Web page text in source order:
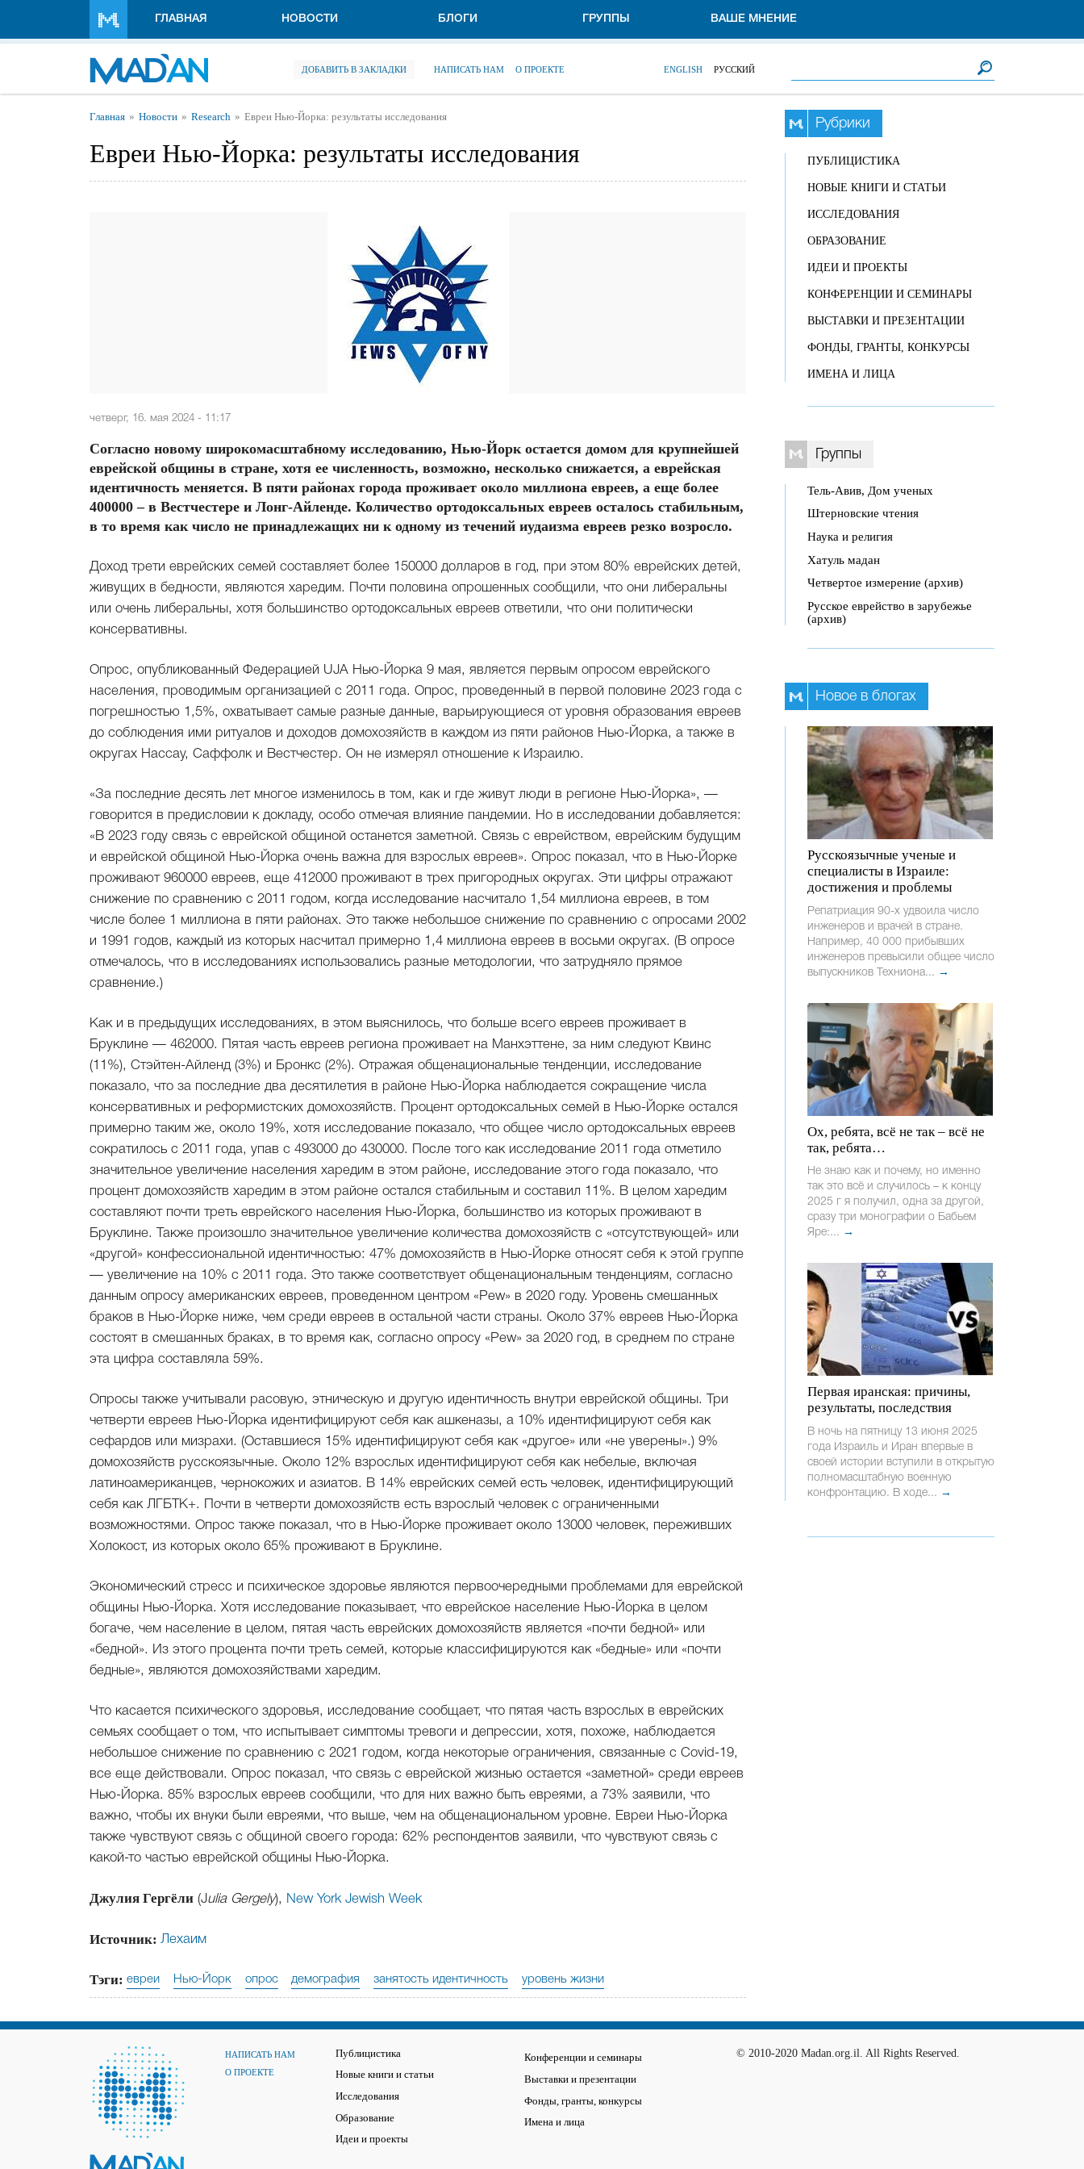
ГЛАВНАЯ НОВОСТИ БЛОГИ ГРУППЫ ВАШЕ МНЕНИЕ
ДОБАВИТЬ В ЗАКЛАДКИ НАПИСАТЬ НАМ О ПРОЕКТЕ ENGLISH РУССКИЙ
Вы здесь
Главная Новости Research Евреи Нью-Йорка: результаты исследования
Евреи Нью-Йорка: результаты исследования
четверг, 16. мая 2024 - 11:17
Согласно новому широкомасштабному исследованию, Нью-Йорк остается домом для крупнейшей
еврейской общины в стране, хотя ее численность, возможно, несколько снижается, а еврейская
идентичность меняется. В пяти районах города проживает около миллиона евреев, а еще более
400000 – в Вестчестере и Лонг-Айленде. Количество ортодоксальных евреев осталось стабильным,
в то время как число не принадлежащих ни к одному из течений иудаизма евреев резко возросло.
Доход трети еврейских семей составляет более 150000 долларов в год, при этом 80% еврейских детей,
живущих в бедности, являются харедим. Почти половина опрошенных сообщили, что они либеральны
или очень либеральны, хотя большинство ортодоксальных евреев ответили, что они политически
консервативны.
Опрос, опубликованный Федерацией UJA Нью-Йорка 9 мая, является первым опросом еврейского
населения, проводимым организацией с 2011 года. Опрос, проведенный в первой половине 2023 года с
погрешностью 1,5%, охватывает самые разные данные, варьирующиеся от уровня образования евреев
до соблюдения ими ритуалов и доходов домохозяйств в каждом из пяти районов Нью-Йорка, а также в
округах Нассау, Саффолк и Вестчестер. Он не измерял отношение к Израилю.
«За последние десять лет многое изменилось в том, как и где живут люди в регионе Нью-Йорка», —
говорится в предисловии к докладу, особо отмечая влияние пандемии. Но в исследовании добавляется:
«В 2023 году связь с еврейской общиной останется заметной. Связь с еврейством, еврейским будущим
и еврейской общиной Нью-Йорка очень важна для взрослых евреев». Опрос показал, что в Нью-Йорке
проживают 960000 евреев, еще 412000 проживают в трех пригородных округах. Эти цифры отражают
снижение по сравнению с 2011 годом, когда исследование насчитало 1,54 миллиона евреев, в том
числе более 1 миллиона в пяти районах. Это также небольшое снижение по сравнению с опросами 2002
и 1991 годов, каждый из которых насчитал примерно 1,4 миллиона евреев в восьми округах. (В опросе
отмечалось, что в исследованиях использовались разные методологии, что затрудняло прямое
сравнение.)
Как и в предыдущих исследованиях, в этом выяснилось, что больше всего евреев проживает в
Бруклине — 462000. Пятая часть евреев региона проживает на Манхэттене, за ним следуют Квинс
(11%), Стэйтен-Айленд (3%) и Бронкс (2%). Отражая общенациональные тенденции, исследование
показало, что за последние два десятилетия в районе Нью-Йорка наблюдается сокращение числа
консервативных и реформистских домохозяйств. Процент ортодоксальных семей в Нью-Йорке остался
примерно таким же, около 19%, хотя исследование показало, что общее число ортодоксальных евреев
сократилось с 2011 года, упав с 493000 до 430000. После того как исследование 2011 года отметило
значительное увеличение населения харедим в этом районе, исследование этого года показало, что
процент домохозяйств харедим в этом районе остался стабильным и составил 11%. В целом харедим
составляют почти треть еврейского населения Нью-Йорка, большинство из которых проживают в
Бруклине. Также произошло значительное увеличение количества домохозяйств с «отсутствующей» или
«другой» конфессиональной идентичностью: 47% домохозяйств в Нью-Йорке относят себя к этой группе
— увеличение на 10% с 2011 года. Это также соответствует общенациональным тенденциям, согласно
данным опросу американских евреев, проведенном центром «Pew» в 2020 году. Уровень смешанных
браков в Нью-Йорке ниже, чем среди евреев в остальной части страны. Около 37% евреев Нью-Йорка
состоят в смешанных браках, в то время как, согласно опросу «Pew» за 2020 год, в среднем по стране
эта цифра составляла 59%.
Опросы также учитывали расовую, этническую и другую идентичность внутри еврейской общины. Три
четверти евреев Нью-Йорка идентифицируют себя как ашкеназы, а 10% идентифицируют себя как
сефардов или мизрахи. (Оставшиеся 15% идентифицируют себя как «другое» или «не уверены».) 9%
домохозяйств русскоязычные. Около 12% взрослых идентифицируют себя как небелые, включая
латиноамериканцев, чернокожих и азиатов. В 14% еврейских семей есть человек, идентифицирующий
себя как ЛГБТК+. Почти в четверти домохозяйств есть взрослый человек с ограниченными
возможностями. Опрос также показал, что в Нью-Йорке проживает около 13000 человек, переживших
Холокост, из которых около 65% проживают в Бруклине.
Экономический стресс и психическое здоровье являются первоочередными проблемами для еврейской
общины Нью-Йорка. Хотя исследование показывает, что еврейское население Нью-Йорка в целом
богаче, чем население в целом, пятая часть еврейских домохозяйств является «почти бедной» или
«бедной». Из этого процента почти треть семей, которые классифицируются как «бедные» или «почти
бедные», являются домохозяйствами харедим.
Что касается психического здоровья, исследование сообщает, что пятая часть взрослых в еврейских
семьях сообщает о том, что испытывает симптомы тревоги и депрессии, хотя, похоже, наблюдается
небольшое снижение по сравнению с 2021 годом, когда некоторые ограничения, связанные с Covid-19,
все еще действовали. Опрос показал, что связь с еврейской жизнью остается «заметной» среди евреев
Нью-Йорка. 85% взрослых евреев сообщили, что для них важно быть евреями, а 73% заявили, что
важно, чтобы их внуки были евреями, что выше, чем на общенациональном уровне. Евреи Нью-Йорка
также чувствуют связь с общиной своего города: 62% респондентов заявили, что чувствуют связь с
какой-то частью еврейской общины Нью-Йорка.
Джулия Гергёли (Julia Gergely), New York Jewish Week
Источник: Лехаим
Тэги: евреи Нью-Йорк опрос демография занятость идентичность уровень жизни
Рубрики
ПУБЛИЦИСТИКА
НОВЫЕ КНИГИ И СТАТЬИ
ИССЛЕДОВАНИЯ
ОБРАЗОВАНИЕ
ИДЕИ И ПРОЕКТЫ
КОНФЕРЕНЦИИ И СЕМИНАРЫ
ВЫСТАВКИ И ПРЕЗЕНТАЦИИ
ФОНДЫ, ГРАНТЫ, КОНКУРСЫ
ИМЕНА И ЛИЦА
Группы
Тель-Авив, Дом ученых
Штерновские чтения
Наука и религия
Хатуль мадан
Четвертое измерение (архив)
Русское еврейство в зарубежье
(архив)
Новое в блогах
Русскоязычные ученые и
специалисты в Израиле:
достижения и проблемы
Репатриация 90-х удвоила число
инженеров и врачей в стране.
Например, 40 000 прибывших
инженеров превысили общее число
выпускников Техниона... →
Ох, ребята, всё не так – всё не
так, ребята…
Не знаю как и почему, но именно
так это всё и случилось – к концу
2025 г я получил, одна за другой,
сразу три монографии о Бабьем
Яре:... →
Первая иранская: причины,
результаты, последствия
В ночь на пятницу 13 июня 2025
года Израиль и Иран впервые в
своей истории вступили в открытую
полномасштабную военную
конфронтацию. В ходе... →
НАПИСАТЬ НАМ
О ПРОЕКТЕ
Публицистика
Новые книги и статьи
Исследования
Образование
Идеи и проекты
Конференции и семинары
Выставки и презентации
Фонды, гранты, конкурсы
Имена и лица
© 2010-2020 Madan.org.il. All Rights Reserved.